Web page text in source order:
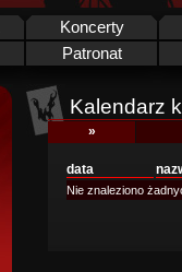
Koncerty
Patronat
Kalendarz
»
data
Nie znaleziono